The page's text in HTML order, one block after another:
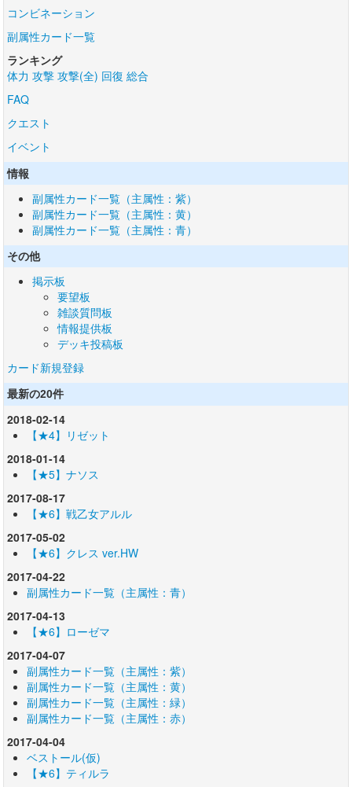
コンビネーション
副属性カード一覧
ランキング
体力 攻撃 攻撃(全) 回復 総合
FAQ
クエスト
イベント
情報
副属性カード一覧（主属性：紫）
副属性カード一覧（主属性：黄）
副属性カード一覧（主属性：青）
その他
掲示板
要望板
雑談質問板
情報提供板
デッキ投稿板
カード新規登録
最新の20件
2018-02-14
【★4】リゼット
2018-01-14
【★5】ナソス
2017-08-17
【★6】戦乙女アルル
2017-05-02
【★6】クレス ver.HW
2017-04-22
副属性カード一覧（主属性：青）
2017-04-13
【★6】ローゼマ
2017-04-07
副属性カード一覧（主属性：紫）
副属性カード一覧（主属性：黄）
副属性カード一覧（主属性：緑）
副属性カード一覧（主属性：赤）
2017-04-04
ベストール(仮)
【★6】ティルラ